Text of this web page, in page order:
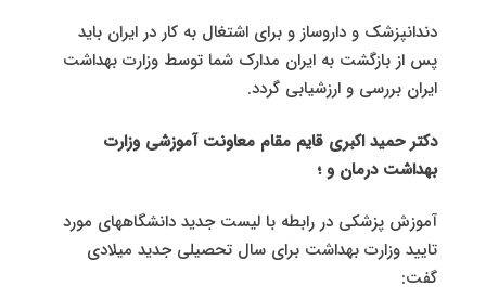
دندانپزشک و داروساز و برای اشتغال به کار در ایران باید
پس از بازگشت به ایران مدارک شما توسط وزارت بهداشت
ایران بررسی و ارزشیابی گردد.
دکتر حمید اکبری قایم مقام معاونت آموزشی وزارت
بهداشت درمان و ؛
آموزش پزشکی در رابطه با لیست جدید دانشگاههای مورد
تایید وزارت بهداشت برای سال تحصیلی جدید میلادی
گفت: